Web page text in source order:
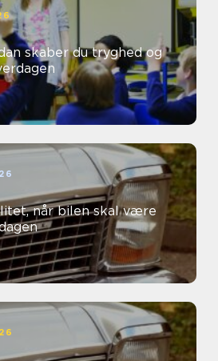
når bilen skal være